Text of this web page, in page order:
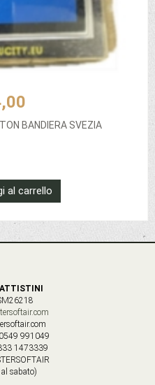
BANDIERA SVEZIA
al carrello
991049
1473339
sabato)